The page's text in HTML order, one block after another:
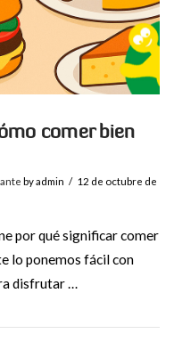
comer bien
by admin
12 de octubre de
por qué significar comer
lo ponemos fácil con
disfrutar …